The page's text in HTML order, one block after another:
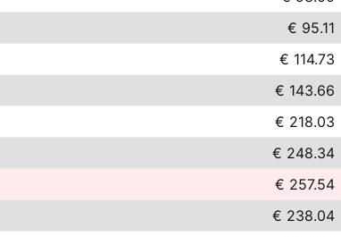
€ 95.11
€ 114.73
€ 143.66
€ 218.03
€ 248.34
€ 257.54
€ 238.04